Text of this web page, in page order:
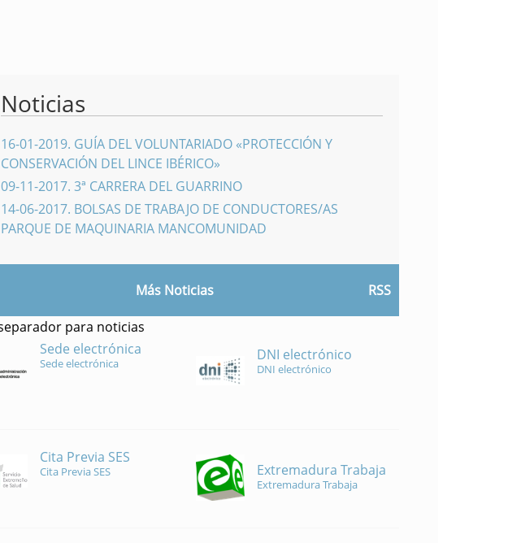
Noticias
16-01-2019. GUÍA DEL VOLUNTARIADO «PROTECCIÓN Y
CONSERVACIÓN DEL LINCE IBÉRICO»
09-11-2017. 3ª CARRERA DEL GUARRINO
14-06-2017. BOLSAS DE TRABAJO DE CONDUCTORES/AS
PARQUE DE MAQUINARIA MANCOMUNIDAD
Más Noticias RSS
Sede electrónica
Sede electrónica DNI electrónico
DNI electrónico
Cita Previa SES
Cita Previa SES Extremadura Trabaja
Extremadura Trabaja